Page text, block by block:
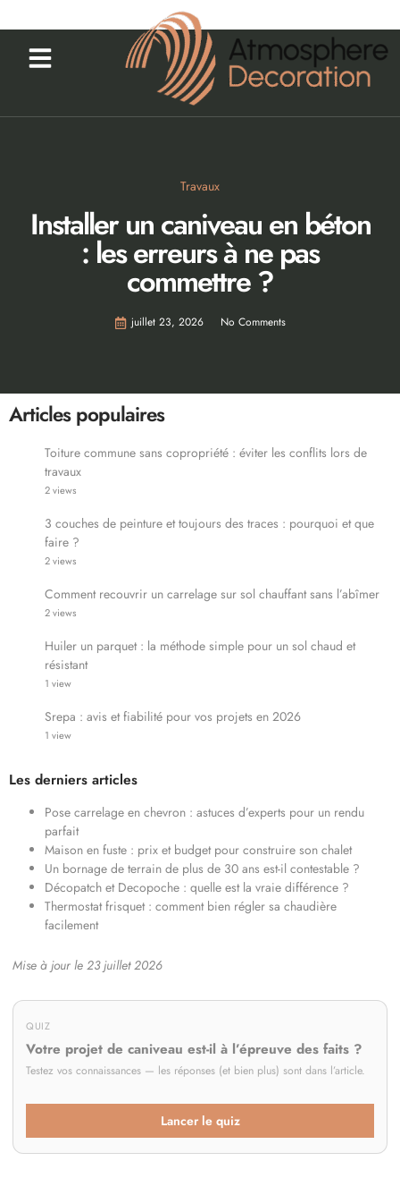
Travaux
Installer un caniveau en béton
: les erreurs à ne pas
commettre ?
juillet 23, 2026 No Comments
Mise à jour le 23 juillet 2026
QUIZ
Votre projet de caniveau est-il à l’épreuve des faits ?
Testez vos connaissances — les réponses (et bien plus) sont dans l’article.
Lancer le quiz
Articles populaires
Toiture commune sans copropriété : éviter les conflits lors de
travaux
2 views
3 couches de peinture et toujours des traces : pourquoi et que
faire ?
2 views
Comment recouvrir un carrelage sur sol chauffant sans l’abîmer
2 views
Huiler un parquet : la méthode simple pour un sol chaud et
résistant
1 view
Srepa : avis et fiabilité pour vos projets en 2026
1 view
Les derniers articles
Pose carrelage en chevron : astuces d’experts pour un rendu
parfait
Maison en fuste : prix et budget pour construire son chalet
Un bornage de terrain de plus de 30 ans est-il contestable ?
Décopatch et Decopoche : quelle est la vraie différence ?
Thermostat frisquet : comment bien régler sa chaudière
facilement